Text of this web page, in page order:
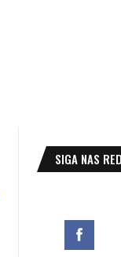
SIGA NAS